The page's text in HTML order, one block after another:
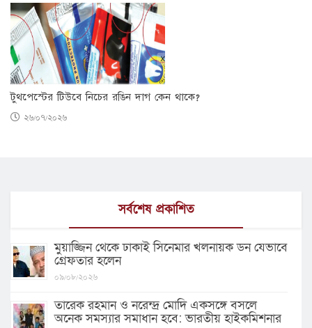
টুথপেস্টের টিউবে নিচের রঙিন দাগ কেন থাকে?
২৬/০৭/২০২৬
সর্বশেষ প্রকাশিত
মুয়াজ্জিন থেকে ঢাকাই সিনেমার খলনায়ক ডন যেভাবে
গ্রেফতার হলেন
০৯/০৮/২০২৬
তারেক রহমান ও নরেন্দ্র মোদি একসঙ্গে বসলে
অনেক সমস্যার সমাধান হবে: ভারতীয় হাইকমিশনার